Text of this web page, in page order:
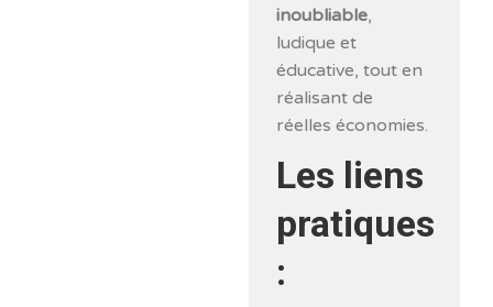
inoubliable,
ludique et
éducative, tout en
réalisant de
réelles économies.
Les liens
pratiques
: